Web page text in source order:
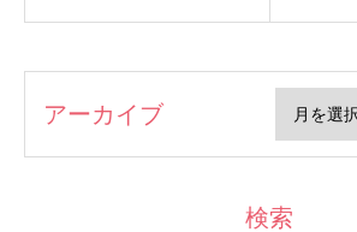
アーカイブ
検索